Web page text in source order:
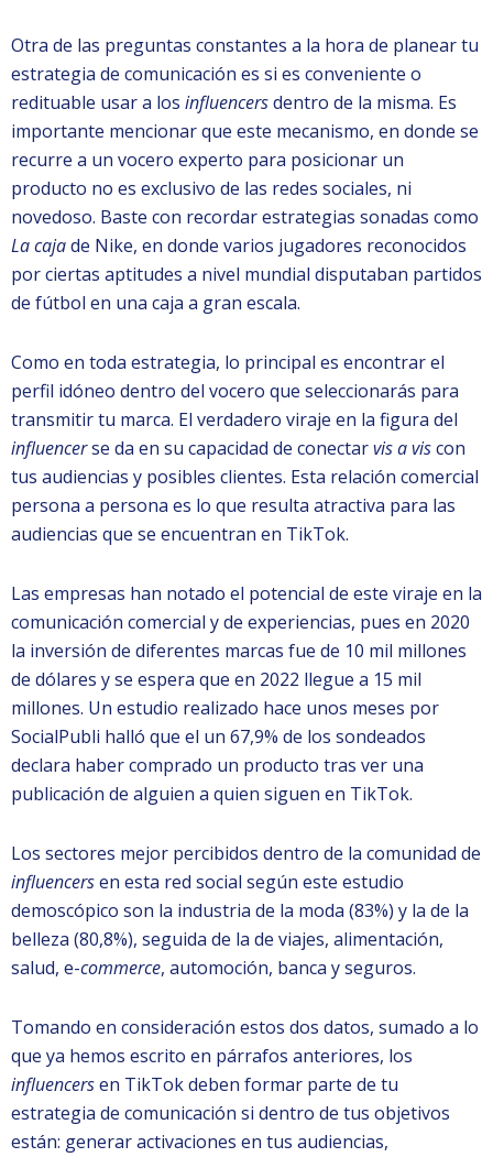
Otra de las preguntas constantes a la hora de planear tu
estrategia de comunicación es si es conveniente o
redituable usar a los influencersdentro de la misma. Es
importante mencionar que este mecanismo, en donde se
recurre a un vocero experto para posicionar un
producto no es exclusivo de las redes sociales, ni
novedoso. Baste con recordar estrategias sonadas como
La cajade Nike, en donde varios jugadores reconocidos
por ciertas aptitudes a nivel mundial disputaban partidos
de fútbol en una caja a gran escala.
Como en toda estrategia, lo principal es encontrar el
perfil idóneo dentro del vocero que seleccionarás para
transmitir tu marca. El verdadero viraje en la figura del
influencerse da en su capacidad de conectarvis a viscon
tus audiencias y posibles clientes. Esta relación comercial
persona a persona es lo que resulta atractiva para las
audiencias que se encuentran en TikTok.
Las empresas han notado el potencial de este viraje en la
comunicación comercial y de experiencias, pues en 2020
la inversión de diferentes marcas fue de 10 mil millones
de dólares y se espera que en 2022 llegue a 15 mil
millones. Un estudio realizado hace unos meses por
SocialPubli halló que el un 67,9% de los sondeados
declara haber comprado un producto tras ver una
publicación de alguien a quien siguen en TikTok.
Los sectores mejor percibidos dentro de la comunidad de
influencersen esta red social según este estudio
demoscópico son la industria de la moda (83%) y la de la
belleza (80,8%), seguida de la de viajes, alimentación,
salud, e-commerce, automoción, banca y seguros.
Tomando en consideración estos dos datos, sumado a lo
que ya hemos escrito en párrafos anteriores, los
influencersen TikTok deben formar parte de tu
estrategia de comunicación si dentro de tus objetivos
están: generar activaciones en tus audiencias,